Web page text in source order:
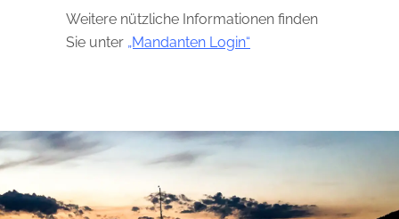
Weitere nützliche Informationen finden
Sie unter „Mandanten Login“